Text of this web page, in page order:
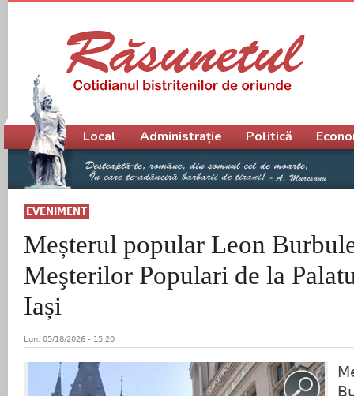
EVENIMENT
Meșterul popular Leon
Meşterilor Populari de la
Iași
Lun, 05/18/2026 - 15:20
Meniu principal
Local Administrație Politică